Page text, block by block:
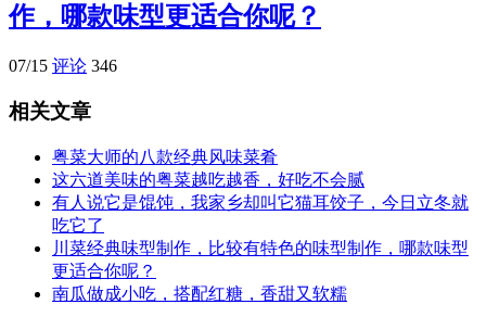
作，哪款味型更适合你呢？
07/15 评论 346
相关文章
粤菜大师的八款经典风味菜肴
这六道美味的粤菜越吃越香，好吃不会腻
有人说它是馄饨，我家乡却叫它猫耳饺子，今日立冬就
吃它了
川菜经典味型制作，比较有特色的味型制作，哪款味型
更适合你呢？
南瓜做成小吃，搭配红糖，香甜又软糯